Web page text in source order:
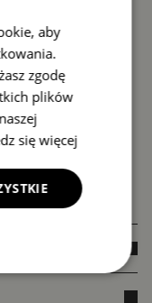
aby
zgodę
plików
się więcej